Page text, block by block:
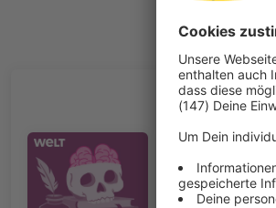
Audiotitel - Wie wurde der Kreml zu
Wie wurde
Er ist das
Kreml“
darum dreht
nicht einfach kaufen kann: Die Birkin
Podcast von WELT.